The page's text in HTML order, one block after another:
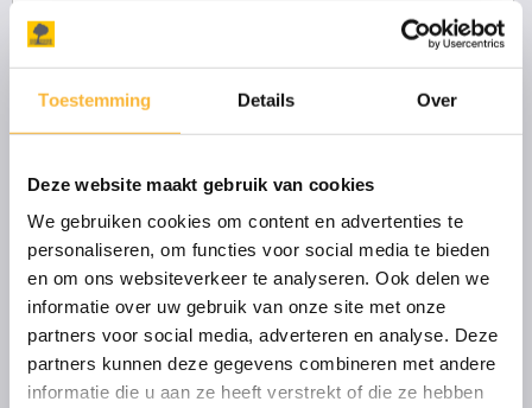
Toestemming Details Over
Deze website maakt gebruik van cookies
We gebruiken cookies om content en advertenties te
personaliseren, om functies voor social media te bieden
en om ons websiteverkeer te analyseren. Ook delen we
informatie over uw gebruik van onze site met onze
partners voor social media, adverteren en analyse. Deze
partners kunnen deze gegevens combineren met andere
informatie die u aan ze heeft verstrekt of die ze hebben
Bedrijfsnaam
Telefoon*
Uw vraag / opmerking*